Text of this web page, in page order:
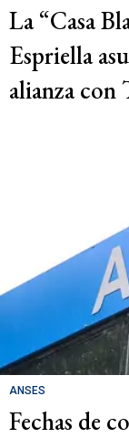
La “Casa
Espriella
alianza con
ANSES
Fechas de